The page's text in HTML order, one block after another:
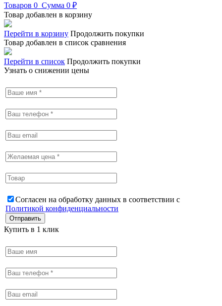
Товаров 0 Сумма 0 ₽
Товар добавлен в корзину
Перейти в корзину Продолжить покупки
Товар добавлен в список сравнения
Перейти в список Продолжить покупки
Узнать о снижении цены
Согласен на обработку данных в соответствии с
Политикой конфиденциальности
Купить в 1 клик